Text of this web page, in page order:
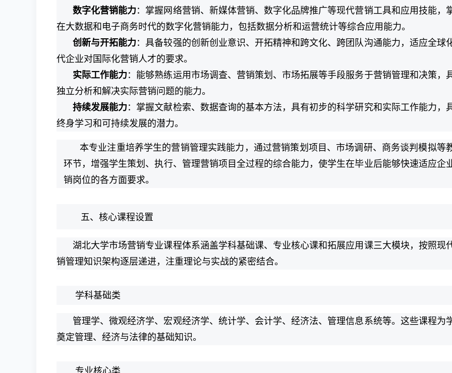
数字化营销能力 ：掌握网络营销、新媒体营销、数字化品牌推广等现代营销工具和应用技能，
在大数据和电子商务时代的数字化营销能力，包括数据分析和运营统计等综合应用能力。
创新与开拓能力 ：具备较强的创新创业意识、开拓精神和跨文化、跨团队沟通能力，适应全球
代企业对国际化营销人才的要求。
实际工作能力 ：能够熟练运用市场调查、营销策划、市场拓展等手段服务于营销管理和决策，
独立分析和解决实际营销问题的能力。
持续发展能力 ：掌握文献检索、数据查询的基本方法，具有初步的科学研究和实际工作能力，
终身学习和可持续发展的潜力。
本专业注重培养学生的营销管理实践能力，通过营销策划项目、市场调研、商务谈判模拟等
环节，增强学生策划、执行、管理营销项目全过程的综合能力，使学生在毕业后能够快速适应企
销岗位的各方面要求。
五、核心课程设置
湖北大学市场营销专业课程体系涵盖学科基础课、专业核心课和拓展应用课三大模块，按照现
销管理知识架构逐层递进，注重理论与实战的紧密结合。
学科基础类
管理学、微观经济学、宏观经济学、统计学、会计学、经济法、管理信息系统等。这些课程为
奠定管理、经济与法律的基础知识。
专业核心类